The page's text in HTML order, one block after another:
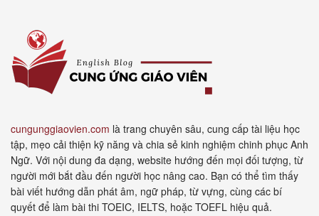
cungunggiaovien.com là trang chuyên sâu, cung cấp tài liệu học
tập, mẹo cải thiện kỹ năng và chia sẻ kinh nghiệm chinh phục Anh
Ngữ. Với nội dung đa dạng, website hướng đến mọi đối tượng, từ
người mới bắt đầu đến người học nâng cao. Bạn có thể tìm thấy
bài viết hướng dẫn phát âm, ngữ pháp, từ vựng, cùng các bí
quyết để làm bài thi TOEIC, IELTS, hoặc TOEFL hiệu quả.